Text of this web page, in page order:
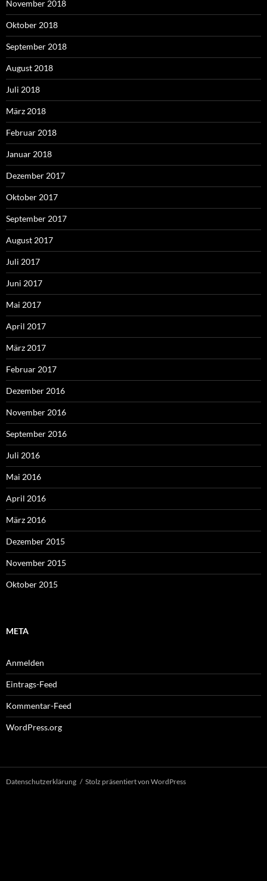
November 2018
Oktober 2018
September 2018
August 2018
Juli 2018
März 2018
Februar 2018
Januar 2018
Dezember 2017
Oktober 2017
September 2017
August 2017
Juli 2017
Juni 2017
Mai 2017
April 2017
März 2017
Februar 2017
Dezember 2016
November 2016
September 2016
Juli 2016
Mai 2016
April 2016
März 2016
Dezember 2015
November 2015
Oktober 2015
META
Anmelden
Eintrags-Feed
Kommentar-Feed
WordPress.org
Datenschutzerklärung Stolz präsentiert von WordPress